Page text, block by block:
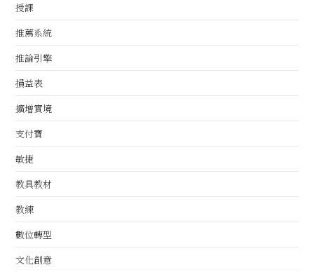
授課
推薦系統
推論引擎
損益表
擴增實境
支付寶
敏捷
教具教材
教練
數位轉型
文化創意